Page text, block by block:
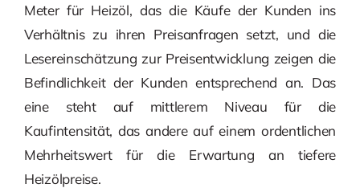
Meter für Heizöl, das die Käufe der Kunden ins
Verhältnis zu ihren Preisanfragen setzt, und die
Lesereinschätzung zur Preisentwicklung zeigen die
Befindlichkeit der Kunden entsprechend an. Das
eine steht auf mittlerem Niveau für die
Kaufintensität, das andere auf einem ordentlichen
Mehrheitswert für die Erwartung an tiefere
Heizölpreise.